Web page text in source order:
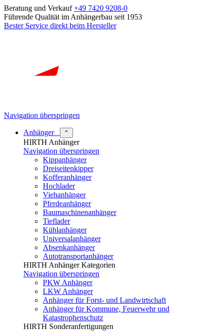
Beratung und Verkauf+49 7420 9208-0
Führende Qualität im Anhängerbau seit 1953
Bester Service direkt beim Hersteller
Navigation überspringen
Anhänger ⌃
HIRTH Anhänger
Navigation überspringen
Kippanhänger
Dreiseitenkipper
Kofferanhänger
Hochlader
Viehanhänger
Pferdeanhänger
Baumaschinenanhänger
Tieflader
Kühlanhänger
Universalanhänger
Absenkanhänger
Autotransportanhänger
HIRTH Anhänger Kategorien
Navigation überspringen
PKW Anhänger
LKW Anhänger
Anhänger für Forst- und Landwirtschaft
Anhänger für Kommune, Feuerwehr und
Katastrophenschutz
HIRTH Sonderanfertigungen